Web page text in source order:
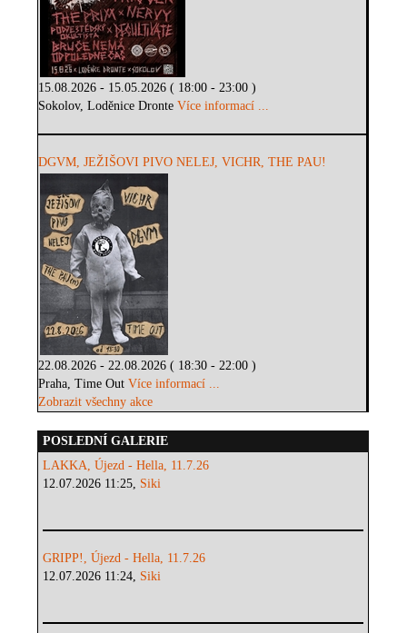
15.08.2026 - 15.05.2026 ( 18:00 - 23:00 )
Sokolov, Loděnice DronteVíce informací ...
DGVM, JEŽIŠOVI PIVO NELEJ, VICHR, THE PAU!
22.08.2026 - 22.08.2026 ( 18:30 - 22:00 )
Praha, Time OutVíce informací ...
Zobrazit všechny akce
POSLEDNÍ GALERIE
LAKKA, Újezd - Hella, 11.7.26
12.07.2026 11:25, Siki
GRIPP!, Újezd - Hella, 11.7.26
12.07.2026 11:24, Siki